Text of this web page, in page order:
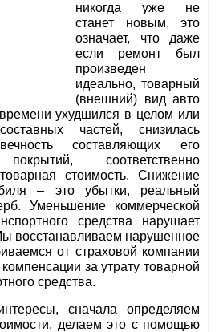
никогда уже не
станет новым, это
означает, что даже
если ремонт был
произведен
идеально, товарный
(внешний) вид авто
ухудшился в целом или
частей, снизилась
составляющих его
соответственно
стоимость. Снижение
– это убытки, реальный
Уменьшение коммерческой
средства нарушает
восстанавливаем нарушенное
от страховой компании
за утрату товарной
средства.
сначала определяем
делаем это с помощью